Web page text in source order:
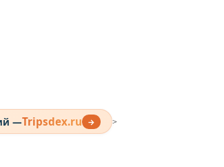
—Tripsdex.ru → >